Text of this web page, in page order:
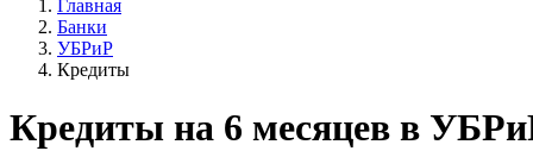
Главная
Банки
УБРиР
Кредиты
Кредиты на 6 месяцев в